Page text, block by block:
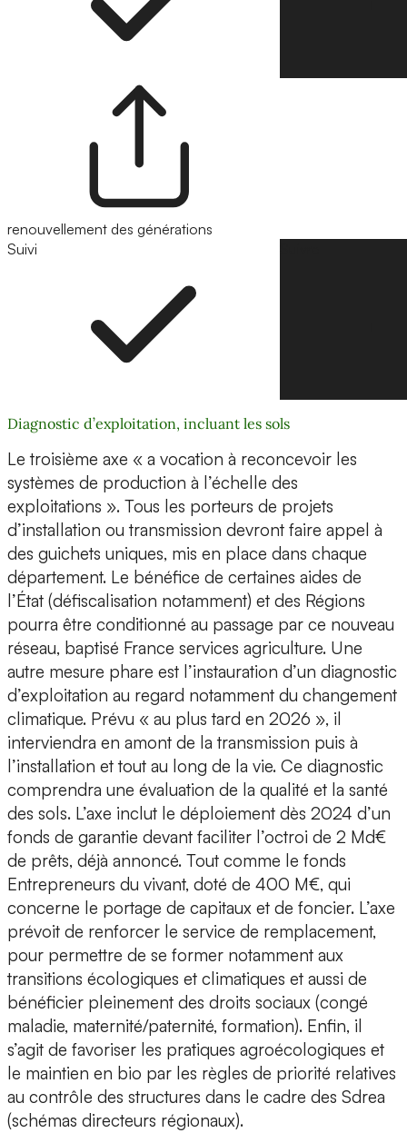
renouvellement des générations
Suivi
Diagnostic d’exploitation, incluant les sols
Le troisième axe « a vocation à reconcevoir les
systèmes de production à l’échelle des
exploitations ». Tous les porteurs de projets
d’installation ou transmission devront faire appel à
des guichets uniques, mis en place dans chaque
département. Le bénéfice de certaines aides de
l’État (défiscalisation notamment) et des Régions
pourra être conditionné au passage par ce nouveau
réseau, baptisé France services agriculture. Une
autre mesure phare est l’instauration d’un diagnostic
d’exploitation au regard notamment du changement
climatique. Prévu « au plus tard en 2026 », il
interviendra en amont de la transmission puis à
l’installation et tout au long de la vie. Ce diagnostic
comprendra une évaluation de la qualité et la santé
des sols. L’axe inclut le déploiement dès 2024 d’un
fonds de garantie devant faciliter l’octroi de 2 Md€
de prêts, déjà annoncé. Tout comme le fonds
Entrepreneurs du vivant, doté de 400 M€, qui
concerne le portage de capitaux et de foncier. L’axe
prévoit de renforcer le service de remplacement,
pour permettre de se former notamment aux
transitions écologiques et climatiques et aussi de
bénéficier pleinement des droits sociaux (congé
maladie, maternité/paternité, formation). Enfin, il
s’agit de favoriser les pratiques agroécologiques et
le maintien en bio par les règles de priorité relatives
au contrôle des structures dans le cadre des Sdrea
(schémas directeurs régionaux).